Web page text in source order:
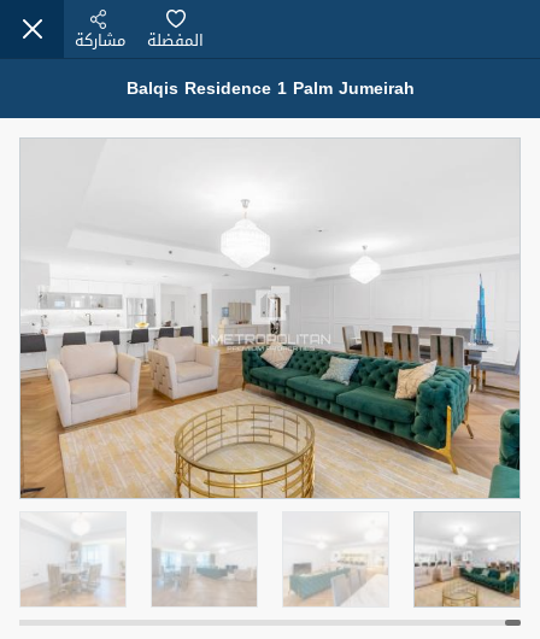
Modern Renovated Unit Near Marina Metro Station
شقة
للإيجار 95,000 درهم
3
سرير
1
حمام
1
المنطقة (متر
مربع)
70.03
المعروض
غير مفروش /ة
الشيكات
1
اسم الوسيط
NILOOFAR ABBAS VAKIL
رقم الوسيط
أتصل الأن
5 أشهر +
Balqis Residence 1 Palm Jumeirah
المفضلة مشاركة